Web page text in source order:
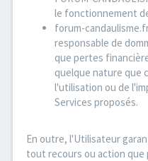
le fonctionnement
forum-
responsable de
que pertes
quelque nature que
l'utilisation ou de
Services proposés.
En outre, l'Utilisateur
tout recours ou action